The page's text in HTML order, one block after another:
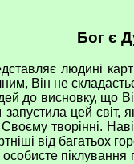
Бог є
людині
Він не
до висновку, що
цей
творінні.
від багатьох